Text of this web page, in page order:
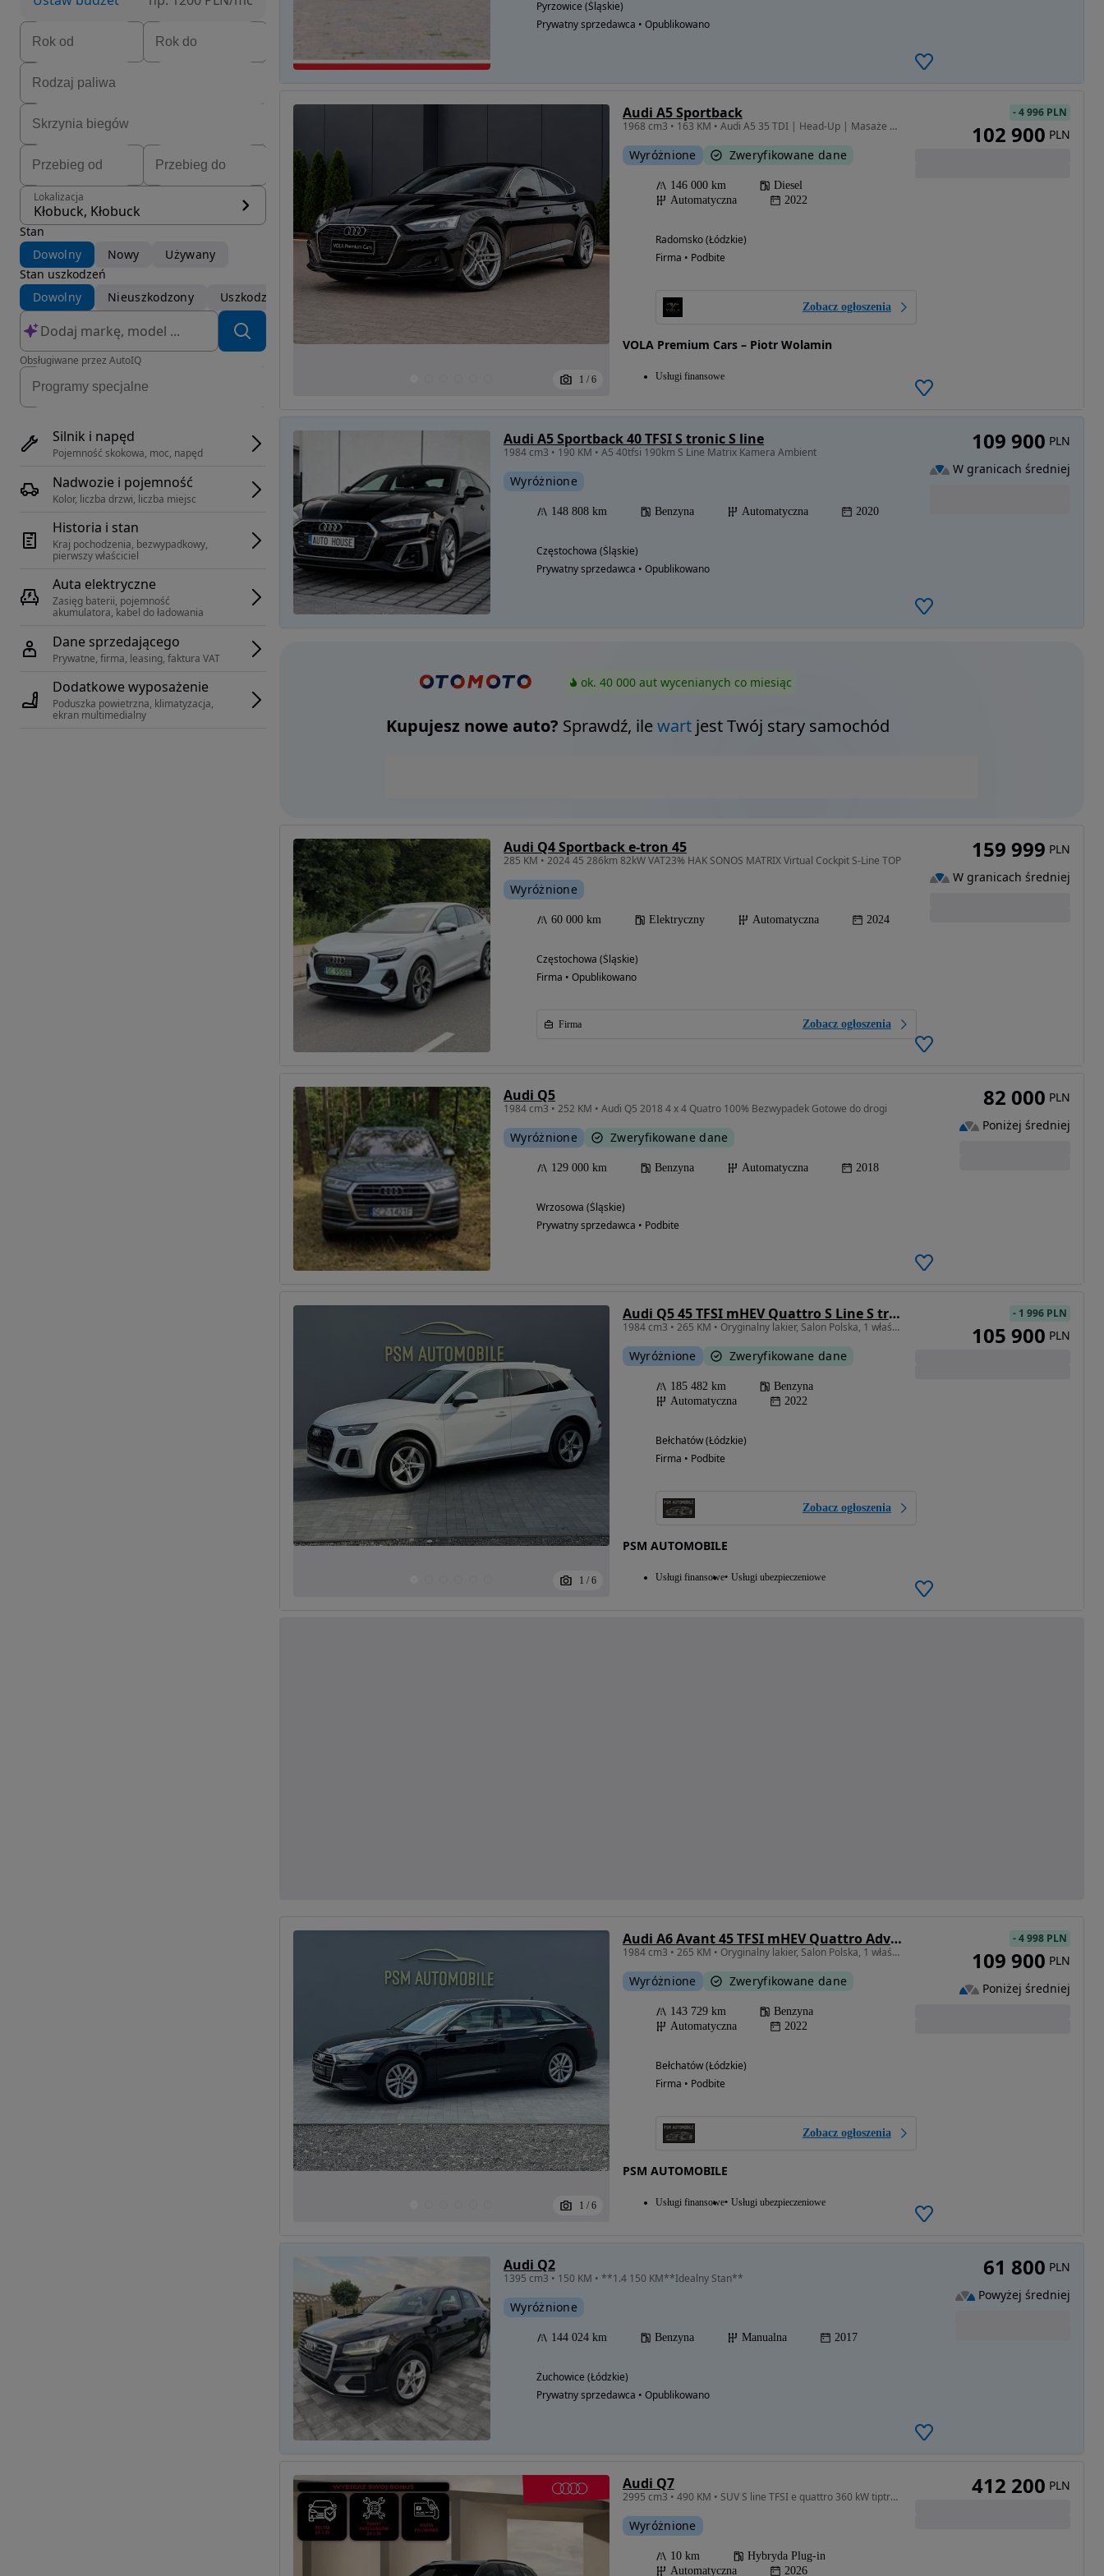
Lokalizacja
Kłobuck, Kłobuck
Stan
Dowolny
Nowy
Używany
Stan uszkodzeń
Dowolny
Nieuszkodzony Uszkodzony
Obsługiwane przez AutoIQ
Silnik i napęd
Pojemność skokowa, moc, napęd
Nadwozie i pojemność
Kolor, liczba drzwi, liczba miejsc
Historia i stan
Kraj pochodzenia, bezwypadkowy,
pierwszy właściciel
Auta elektryczne
Zasięg baterii, pojemność
akumulatora, kabel do ładowania
Dane sprzedającego
Prywatne, firma, leasing, faktura VAT
Dodatkowe wyposażenie
Poduszka powietrzna, klimatyzacja,
ekran multimedialny
Pyrzowice (Śląskie)
Prywatny sprzedawca • Opublikowano
1 / 6
Audi A5 Sportback
1968 cm3 • 163 KM • Audi A5 35 TDI | Head-Up | Masaże | Webasto | 19” Alu | VAT 23%
Wyróżnione Zweryfikowane dane
146 000 km
Diesel
Automatyczna
2022
Radomsko (Łódzkie)
Firma • Podbite
Zobacz ogłoszenia
VOLA Premium Cars – Piotr Wolamin
Usługi finansowe
-4 996 PLN
102 900 PLN
Audi A5 Sportback 40 TFSI S tronic S line
1984 cm3 • 190 KM • A5 40tfsi 190km S Line Matrix Kamera Ambient
Wyróżnione
148 808 km Benzyna Automatyczna 2020
Częstochowa (Śląskie)
Prywatny sprzedawca • Opublikowano
109 900 PLN
W granicach średniej
ok. 40 000 aut wycenianych co miesiąc
Kupujesz nowe auto? Sprawdź, ilewartjest Twój stary samochód
Audi Q4 Sportback e-tron 45
285 KM • 2024 45 286km 82kW VAT23% HAK SONOS MATRIX Virtual Cockpit S-Line TOP
Wyróżnione
60 000 km Elektryczny Automatyczna 2024
Częstochowa (Śląskie)
Firma • Opublikowano
Firma Zobacz ogłoszenia
159 999 PLN
W granicach średniej
Audi Q5
1984 cm3 • 252 KM • Audi Q5 2018 4 x 4 Quatro 100% Bezwypadek Gotowe do drogi
Wyróżnione Zweryfikowane dane
129 000 km Benzyna Automatyczna 2018
Wrzosowa (Śląskie)
Prywatny sprzedawca • Podbite
82 000 PLN
Poniżej średniej
1 / 6
Audi Q5 45 TFSI mHEV Quattro S Line S tronic
1984 cm3 • 265 KM • Oryginalny lakier, Salon Polska, 1 właściciel, bezwypadkowy, ASO 2025
Wyróżnione Zweryfikowane dane
185 482 km
Benzyna
Automatyczna
2022
Bełchatów (Łódzkie)
Firma • Podbite
Zobacz ogłoszenia
PSM AUTOMOBILE
Usługi finansowe Usługi ubezpieczeniowe
- 1 996 PLN
105 900 PLN
1 / 6
Audi A6 Avant 45 TFSI mHEV Quattro Advanced S tronic
1984 cm3 • 265 KM • Oryginalny lakier, Salon Polska, 1 właściciel, bezwypadkowy, ASO 2025
Wyróżnione Zweryfikowane dane
143 729 km
Benzyna
Automatyczna
2022
Bełchatów (Łódzkie)
Firma • Podbite
Zobacz ogłoszenia
PSM AUTOMOBILE
Usługi finansowe Usługi ubezpieczeniowe
-4 998 PLN
109 900 PLN
Poniżej średniej
Audi Q2
1395 cm3 • 150 KM • **1.4 150 KM**Idealny Stan**
Wyróżnione
144 024 km Benzyna Manualna 2017
Żuchowice (Łódzkie)
Prywatny sprzedawca • Opublikowano
61 800 PLN
Powyżej średniej
Audi Q7
2995 cm3 • 490 KM • SUV S line TFSI e quattro 360 kW tiptronic * Pakiet Comfort *
Wyróżnione
10 km
Hybryda Plug-in
Automatyczna
2026
412 200 PLN